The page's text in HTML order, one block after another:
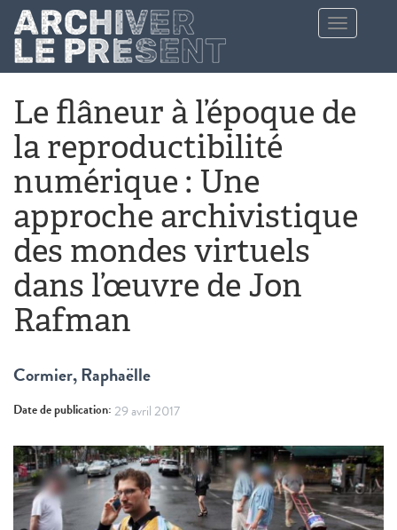
Aller au contenu principal
Toggle
navigation
Le flâneur à l’époque de
la reproductibilité
numérique : Une
approche archivistique
des mondes virtuels
dans l’œuvre de Jon
Rafman
Cormier, Raphaëlle
Date de publication:29 avril 2017